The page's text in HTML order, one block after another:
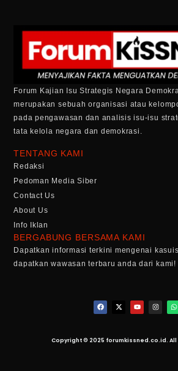
Forum Kajian Isu Strategis Negara
merupakan sebuah organisasi atau
pada pengawasan dan analisis isu-isu
tata kelola negara dan demokrasi.
TENTANG KAMI
Redaksi
Pedoman Media Siber
Contact Us
About Us
Info Iklan
BERGABUNG BERSAMA KAMI
Dapatkan informasi terkini mengenai
dapatkan wawasan terbaru anda dari kami!
Copyright © 2025 forumkissned.co.id.